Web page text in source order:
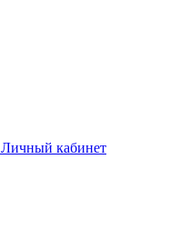
Личный кабинет